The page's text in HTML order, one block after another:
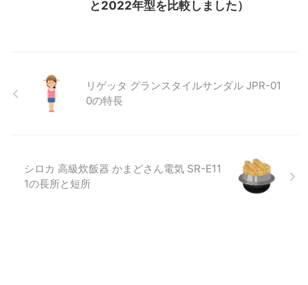
と2022年型を比較しました）
リゲッタ グランスタイルサンダル JPR-01
0の特長
シロカ 高級炊飯器 かまどさん電気 SR-E11
1の長所と短所